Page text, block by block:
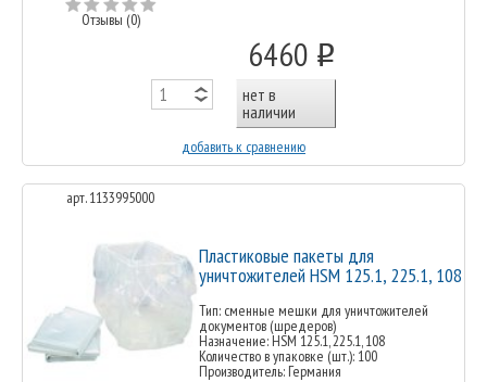
Отзывы (0)
6460 o
нет в
наличии
добавить к сравнению
арт. 1133995000
Пластиковые пакеты для
уничтожителей HSM 125.1, 225.1, 108
Тип: сменные мешки для уничтожителей
документов (шредеров)
Назначение: HSM 125.1, 225.1, 108
Количество в упаковке (шт.): 100
Производитель: Германия